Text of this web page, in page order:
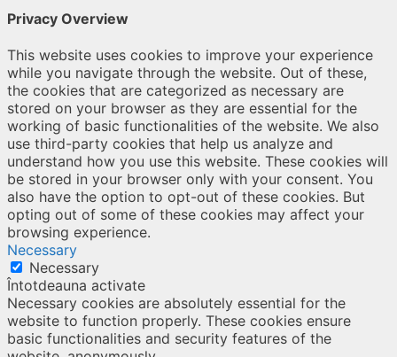
Privacy Overview
This website uses cookies to improve your experience
while you navigate through the website. Out of these,
the cookies that are categorized as necessary are
stored on your browser as they are essential for the
working of basic functionalities of the website. We also
use third-party cookies that help us analyze and
understand how you use this website. These cookies will
be stored in your browser only with your consent. You
also have the option to opt-out of these cookies. But
opting out of some of these cookies may affect your
browsing experience.
Necessary
Necessary
Întotdeauna activate
Necessary cookies are absolutely essential for the
website to function properly. These cookies ensure
basic functionalities and security features of the